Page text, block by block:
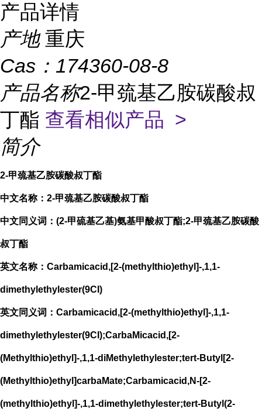
产品详情
产地 重庆
Cas： 174360-08-8
产品名称2-甲巯基乙胺碳酸叔
丁酯 查看相似产品 >
简介
2-甲巯基乙胺碳酸叔丁酯
中文名称：2-甲巯基乙胺碳酸叔丁酯
中文同义词：(2-甲硫基乙基)氨基甲酸叔丁酯;2-甲巯基乙胺碳酸
叔丁酯
英文名称：Carbamicacid,[2-(methylthio)ethyl]-,1,1-
dimethylethylester(9CI)
英文同义词：Carbamicacid,[2-(methylthio)ethyl]-,1,1-
dimethylethylester(9CI);CarbaMicacid,[2-
(Methylthio)ethyl]-,1,1-diMethylethylester;tert-Butyl[2-
(Methylthio)ethyl]carbaMate;Carbamicacid,N-[2-
(methylthio)ethyl]-,1,1-dimethylethylester;tert-Butyl(2-